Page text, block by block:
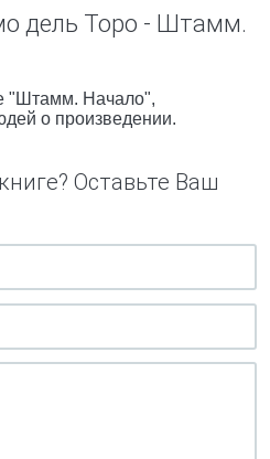
дель Торо - Штамм.
"Штамм. Начало",
о произведении.
Оставьте Ваш